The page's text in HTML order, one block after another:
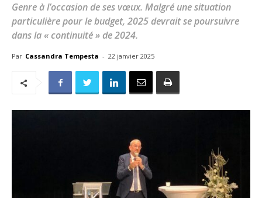
Genre à l’occasion de ses vœux. Malgré une situation
particulière pour le budget, 2025 devrait se poursuivre
dans la « continuité » de 2024.
Par Cassandra Tempesta - 22 janvier 2025